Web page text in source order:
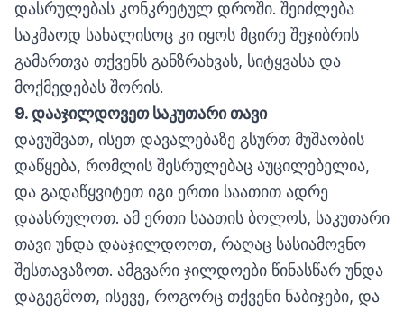
დასრულებას კონკრეტულ დროში. შეიძლება
საკმაოდ სახალისოც კი იყოს მცირე შეჯიბრის
გამართვა თქვენს განზრახვას, სიტყვასა და
მოქმედებას შორის.
9. დააჯილდოვეთ საკუთარი თავი
დავუშვათ, ისეთ დავალებაზე გსურთ მუშაობის
დაწყება, რომლის შესრულებაც აუცილებელია,
და გადაწყვიტეთ იგი ერთი საათით ადრე
დაასრულოთ. ამ ერთი საათის ბოლოს, საკუთარი
თავი უნდა დააჯილდოოთ, რაღაც სასიამოვნო
შესთავაზოთ. ამგვარი ჯილდოები წინასწარ უნდა
დაგეგმოთ, ისევე, როგორც თქვენი ნაბიჯები, და